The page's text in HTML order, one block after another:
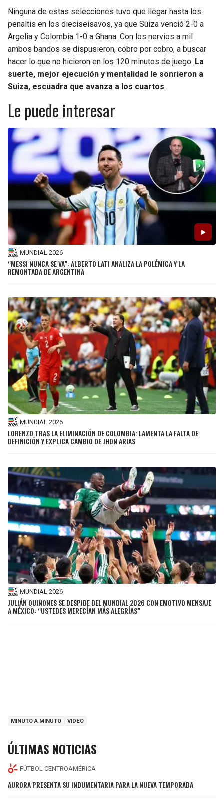
Ninguna de estas selecciones tuvo que llegar hasta los
penaltis en los dieciseisavos, ya que Suiza venció 2-0 a
Argelia y Colombia 1-0 a Ghana. Con los nervios a mil
ambos bandos se dispusieron, cobro por cobro, a buscar
hacer lo que no hicieron en los 120 minutos de juego. La
suerte, mejor ejecución y mentalidad le sonrieron a
Suiza, escuadra que avanza a los cuartos.
Le puede interesar
MUNDIAL 2026
“MESSI NUNCA SE VA”: ALBERTO LATI ANALIZA LA POLÉMICA Y LA
REMONTADA DE ARGENTINA
MUNDIAL 2026
LORENZO TRAS LA ELIMINACIÓN DE COLOMBIA: LAMENTA LA FALTA DE
DEFINICIÓN Y EXPLICA CAMBIO DE JHON ARIAS
MUNDIAL 2026
JULIÁN QUIÑONES SE DESPIDE DEL MUNDIAL 2026 CON EMOTIVO MENSAJE
A MÉXICO: “USTEDES MERECÍAN MÁS ALEGRÍAS”
MINUTO A MINUTO VIDEO
ÚLTIMAS NOTICIAS
FÚTBOL CENTROAMÉRICA
AURORA PRESENTA SU INDUMENTARIA PARA LA NUEVA TEMPORADA